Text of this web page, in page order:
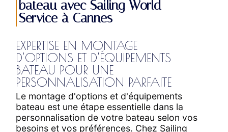
bateau avec Sailing World
Service à Cannes
EXPERTISE EN MONTAGE
D'OPTIONS ET D'ÉQUIPEMENTS
BATEAU POUR UNE
PERSONNALISATION PARFAITE
Le montage d'options et d'équipements
bateau est une étape essentielle dans la
personnalisation de votre bateau selon vos
besoins et vos préférences. Chez Sailing